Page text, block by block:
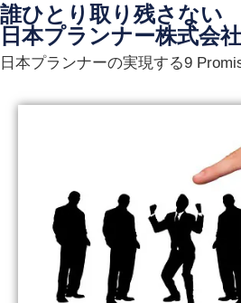
誰ひとり取り残さない
日本プランナー株式会
日本プランナーの実現する9